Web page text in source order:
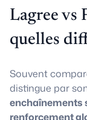
Lagree vs
quelles
Souvent
distingue par
enchaînements
renforcement